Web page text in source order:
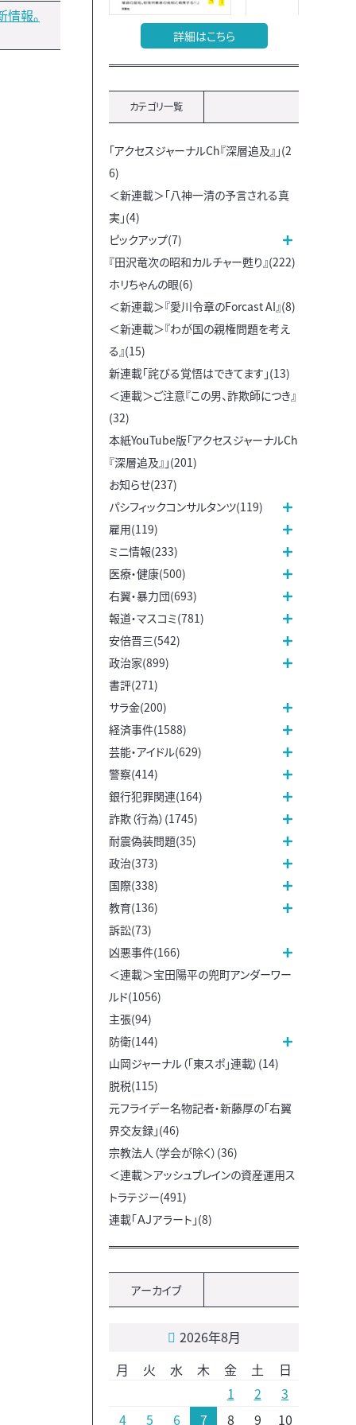
報。
詳細はこちら
カテゴリ一覧
「アクセスジャーナルCh『深層追及』」(2
6)
＜新連載＞「八神一清の予言される真
実」(4)
ピックアップ(7)
『田沢竜次の昭和カルチャー甦り』(222)
ホリちゃんの眼(6)
＜新連載＞『愛川令章のForcast AI』(8)
＜新連載＞『わが国の親権問題を考え
る』(15)
新連載「詫びる覚悟はできてます」(13)
＜連載＞ご注意『この男、詐欺師につき』
(32)
本紙YouTube版「アクセスジャーナルCh
『深層追及』」(201)
お知らせ(237)
パシフィックコンサルタンツ(119)
雇用(119)
ミニ情報(233)
医療・健康(500)
右翼・暴力団(693)
報道・マスコミ(781)
安倍晋三(542)
政治家(899)
書評(271)
サラ金(200)
経済事件(1588)
芸能・アイドル(629)
警察(414)
銀行犯罪関連(164)
詐欺（行為）(1745)
耐震偽装問題(35)
政治(373)
国際(338)
教育(136)
訴訟(73)
凶悪事件(166)
＜連載＞宝田陽平の兜町アンダーワー
ルド(1056)
主張(94)
防衛(144)
山岡ジャーナル（「東スポ」連載）(14)
脱税(115)
元フライデー名物記者・新藤厚の「右翼
界交友録」(46)
宗教法人（学会が除く）(36)
＜連載＞アッシュブレインの資産運用ス
トラテジー(491)
連載「ＡＪアラート」(8)
アーカイブ
2026年8月
月
火 水 木 金 土
日
1
2
3
4
5 6 7 8 9 10